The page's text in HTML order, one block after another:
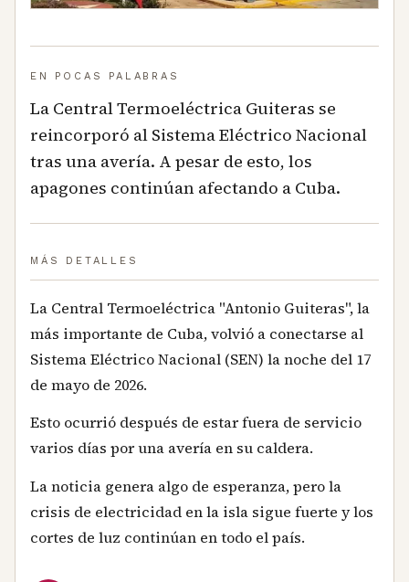
EN POCAS PALABRAS
La Central Termoeléctrica Guiteras se
reincorporó al Sistema Eléctrico Nacional
tras una avería. A pesar de esto, los
apagones continúan afectando a Cuba.
MÁS DETALLES
La Central Termoeléctrica "Antonio Guiteras", la
más importante de Cuba, volvió a conectarse al
Sistema Eléctrico Nacional (SEN) la noche del 17
de mayo de 2026.
Esto ocurrió después de estar fuera de servicio
varios días por una avería en su caldera.
La noticia genera algo de esperanza, pero la
crisis de electricidad en la isla sigue fuerte y los
cortes de luz continúan en todo el país.